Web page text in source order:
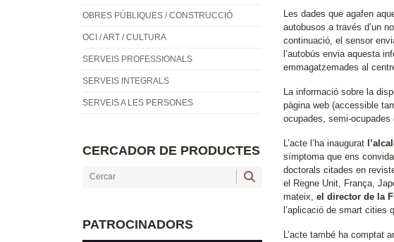
OBRES PÚBLIQUES / CONSTRUCCIÓ
OCI / ART / CULTURA
SERVEIS PROFESSIONALS
SERVEIS INTEGRALS
SERVEIS A LES PERSONES
CERCADOR DE PRODUCTES
PATROCINADORS
Les dades que agafen
autobusos a través d’un
continuació, el sensor
l’autobús envia aquesta
emmagatzemades al
La informació sobre la
pàgina web (accessible
ocupades, semi-
L’acte l’ha inaugurat
símptoma que ens
doctorals citades en
el Regne Unit, França,
mateix, el director de la
l’aplicació de smart cities
L’acte també ha comptat